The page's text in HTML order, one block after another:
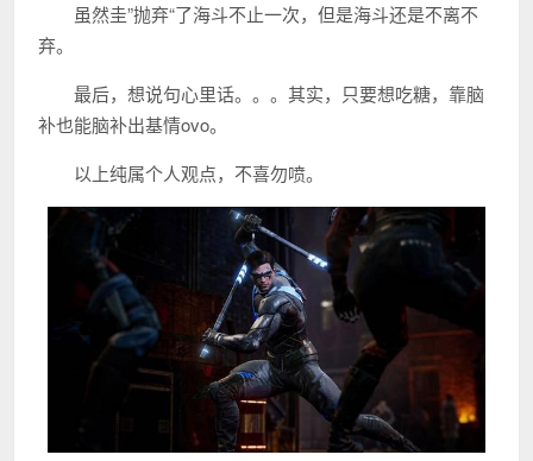
虽然圭”抛弃“了海斗不止一次，但是海斗还是不离不
弃。
最后，想说句心里话。。。其实，只要想吃糖，靠脑
补也能脑补出基情ovo。
以上纯属个人观点，不喜勿喷。